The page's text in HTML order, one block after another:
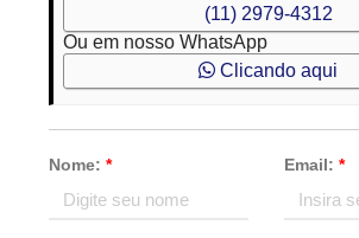
(11) 2979-4312
Ou em nosso WhatsApp
Clicando aqui
Nome:* Email: *